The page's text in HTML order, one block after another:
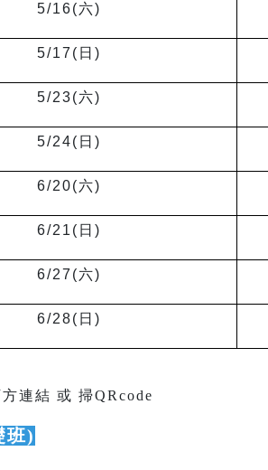
5/16(六)
5/17( 日)
5/23(六)
5/24( 日)
6/20(六)
6/21( 日)
6/27(六)
6/28( 日)
連結 或 掃QRcode
班)